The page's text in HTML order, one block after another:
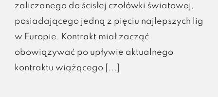
zaliczanego do ścisłej czołówki światowej,
posiadającego jedną z pięciu najlepszych lig
w Europie. Kontrakt miał zacząć
obowiązywać po upływie aktualnego
kontraktu wiążącego [...]